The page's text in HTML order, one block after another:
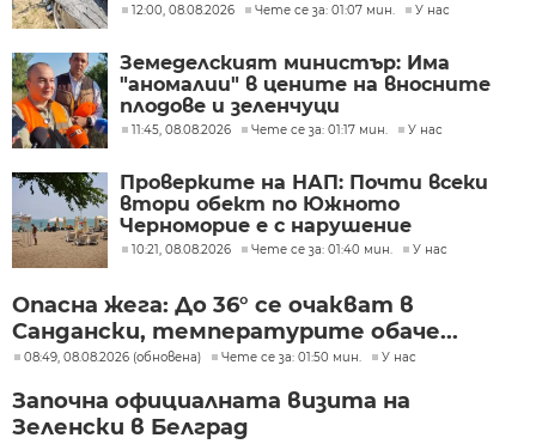
12:00, 08.08.2026 Чете се за: 01:07 мин. У нас
Земеделският министър: Има
"аномалии" в цените на вносните
плодове и зеленчуци
11:45, 08.08.2026 Чете се за: 01:17 мин. У нас
Проверките на НАП: Почти всеки
втори обект по Южното
Черноморие е с нарушение
10:21, 08.08.2026 Чете се за: 01:40 мин. У нас
Опасна жега: До 36° се очакват в
Сандански, температурите обаче...
08:49, 08.08.2026 (обновена) Чете се за: 01:50 мин. У нас
Започна официалната визита на
Зеленски в Белград